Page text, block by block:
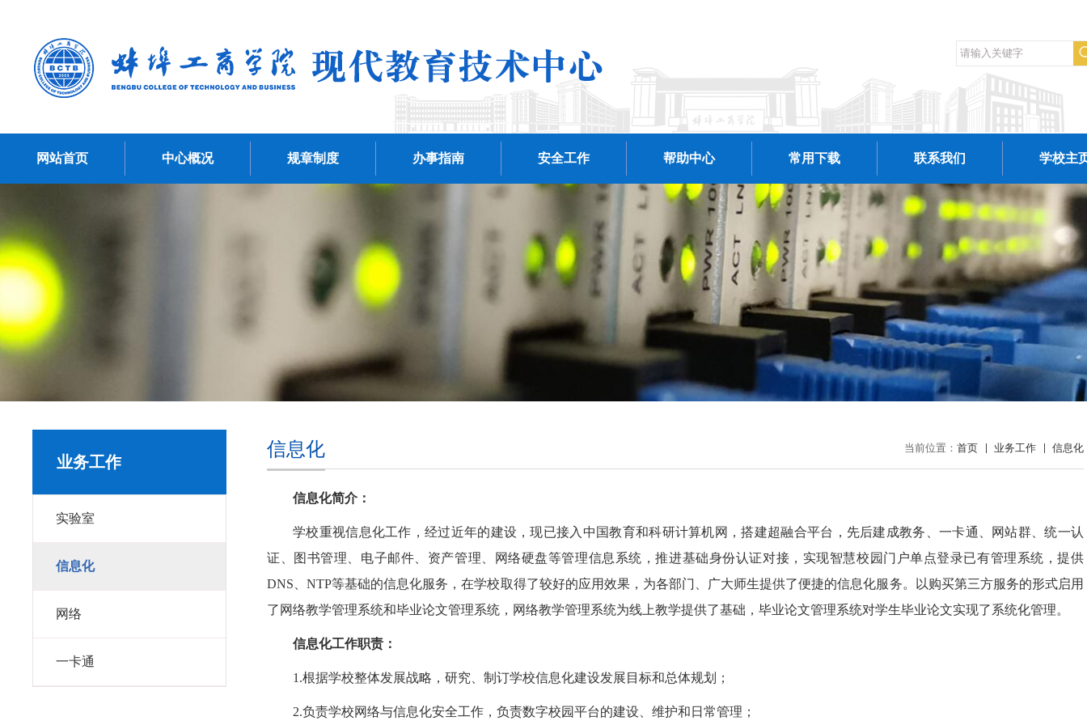
网站首页 中心概况 规章制度 办事指南 安全工作 帮助中心 常用下载 联系我们 学校主
业务工作
实验室
信息化
网络
一卡通
当前位置： 首页 业务工作 信息化
信息化
信息化简介：
学校重视信息化工作，经过近年的建设，现已接入中国教育和科研计算机网，搭建超融合平台，先后建成教务、一卡通、网站群、统一认
证、图书管理、电子邮件、资产管理、网络硬盘等管理信息系统，推进基础身份认证对接，实现智慧校园门户单点登录已有管理系统，提供
DNS、NTP等基础的信息化服务，在学校取得了较好的应用效果，为各部门、广大师生提供了便捷的信息化服务。以购买第三方服务的形式启用
了网络教学管理系统和毕业论文管理系统，网络教学管理系统为线上教学提供了基础，毕业论文管理系统对学生毕业论文实现了系统化管理。
信息化工作职责：
1.根据学校整体发展战略，研究、制订学校信息化建设发展目标和总体规划；
2.负责学校网络与信息化安全工作，负责数字校园平台的建设、维护和日常管理；